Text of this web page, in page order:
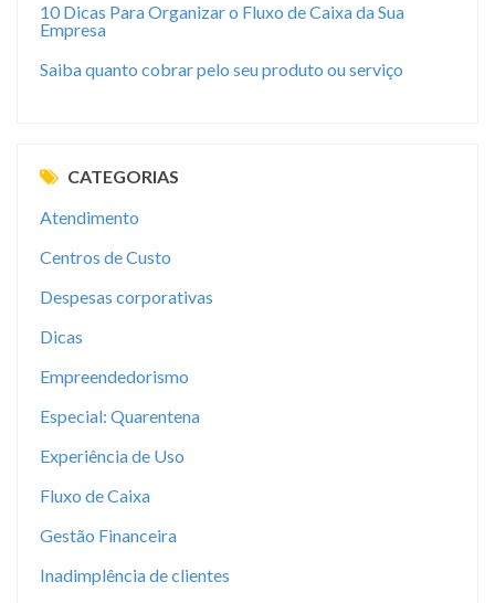
10 Dicas Para Organizar o Fluxo de Caixa da Sua
Empresa
Saiba quanto cobrar pelo seu produto ou serviço
CATEGORIAS
Atendimento
Centros de Custo
Despesas corporativas
Dicas
Empreendedorismo
Especial: Quarentena
Experiência de Uso
Fluxo de Caixa
Gestão Financeira
Inadimplência de clientes